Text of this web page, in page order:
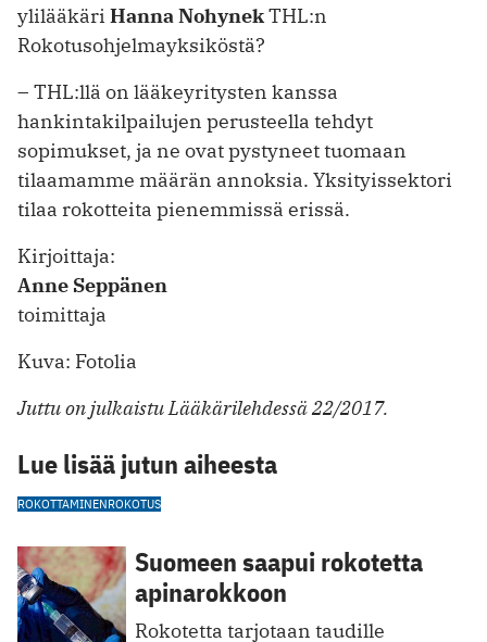
ylilääkäri Hanna NohynekTHL:n
Rokotusohjelmayksiköstä?
– THL:llä on lääkeyritysten kanssa
hankintakilpailujen perusteella tehdyt
sopimukset, ja ne ovat pystyneet tuomaan
tilaamamme määrän annoksia. Yksityissektori
tilaa rokotteita pienemmissä erissä.
Kirjoittaja:
Anne Seppänen
toimittaja
Kuva: Fotolia
Juttu on julkaistu Lääkärilehdessä 22/2017.
Lue lisää jutun aiheesta
ROKOTTAMINENROKOTUS
Suomeen saapui rokotetta
apinarokkoon
Rokotetta tarjotaan taudille